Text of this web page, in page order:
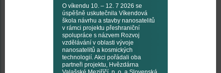
O víkendu 10. – 12. 7 2026 se
úspěšně uskutečnila Víkendová
škola návrhu a stavby nanosatelitů
v rámci projektu přeshraniční
spolupráce s názvem Rozvoj
vzdělávání v oblasti vývoje
nanosatelitů a kosmických
technologií. Akci pořádali oba
partneři projektu, Hvězdárna